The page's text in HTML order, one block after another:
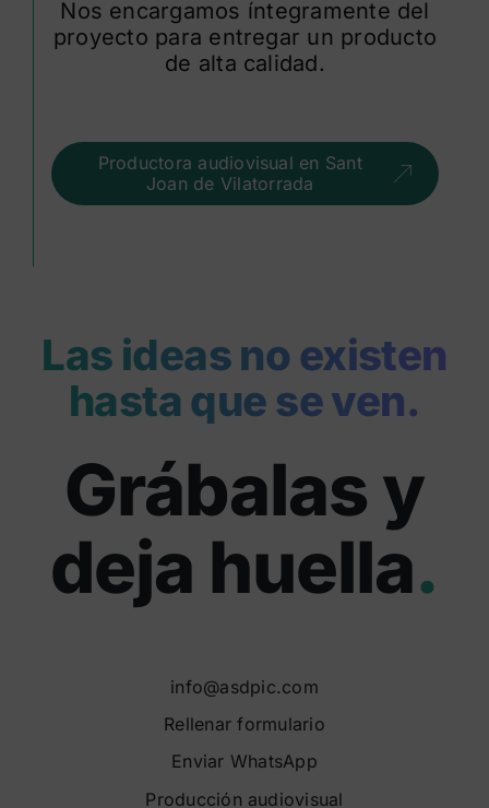
Nos encargamos íntegramente del
proyecto para entregar un producto
de alta calidad.
Productora audiovisual en Sant
Joan de Vilatorrada
Las ideas no existen
hasta que se ven.
Grábalas y
deja huella.
info@asdpic.com
Rellenar formulario
Enviar WhatsApp
Producción audiovisual